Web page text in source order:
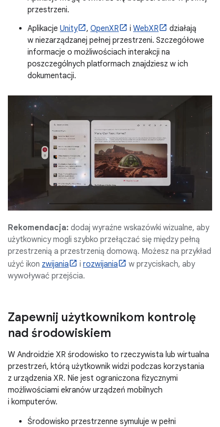
przestrzeni.
Aplikacje Unity , OpenXR i WebXR
działają
w niezarządzanej pełnej przestrzeni. Szczegółowe
informacje o możliwościach interakcji na
poszczególnych platformach znajdziesz w ich
dokumentacji.
Rekomendacja: dodaj wyraźne wskazówki wizualne, aby
użytkownicy mogli szybko przełączać się między pełną
przestrzenią a przestrzenią domową. Możesz na przykład
użyć ikon zwijania i rozwijania
w przyciskach, aby
wywoływać przejścia.
Zapewnij użytkownikom kontrolę
nad środowiskiem
W Androidzie XR środowisko to rzeczywista lub wirtualna
przestrzeń, którą użytkownik widzi podczas korzystania
z urządzenia XR. Nie jest ograniczona fizycznymi
możliwościami ekranów urządzeń mobilnych
i komputerów.
Środowisko przestrzenne symuluje w pełni